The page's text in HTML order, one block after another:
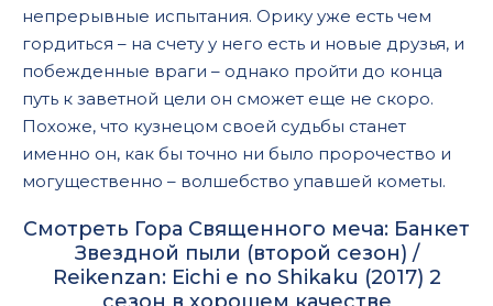
непрерывные испытания. Орику уже есть чем
гордиться – на счету у него есть и новые друзья, и
побежденные враги – однако пройти до конца
путь к заветной цели он сможет еще не скоро.
Похоже, что кузнецом своей судьбы станет
именно он, как бы точно ни было пророчество и
могущественно – волшебство упавшей кометы.
Смотреть Гора Священного меча: Банкет
Звездной пыли (второй сезон) /
Reikenzan: Eichi e no Shikaku (2017) 2